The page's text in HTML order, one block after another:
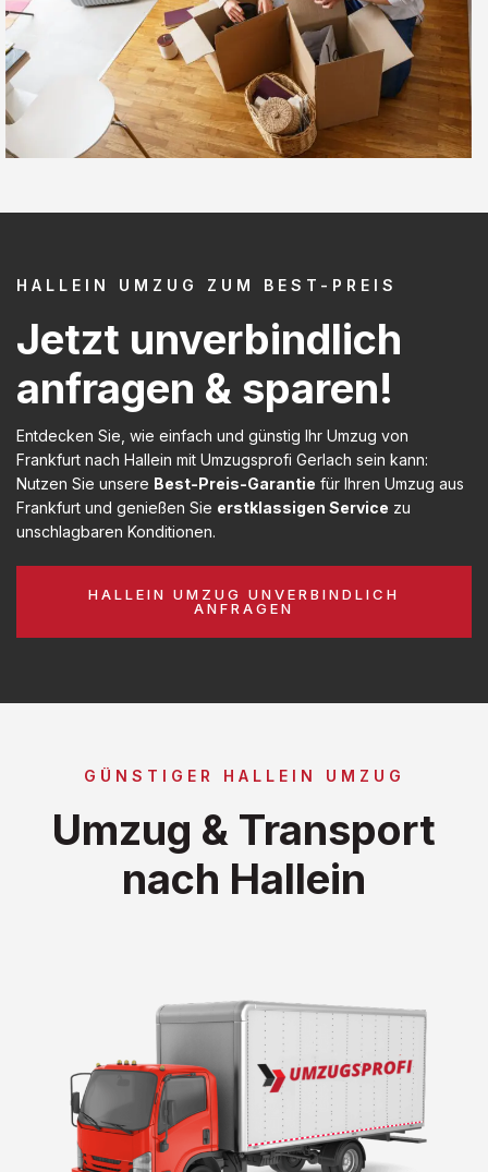
HALLEIN UMZUG ZUM BEST-PREIS
Jetzt unverbindlich
anfragen & sparen!
Entdecken Sie, wie einfach und günstig Ihr Umzug von
Frankfurt nach Hallein mit Umzugsprofi Gerlach sein kann:
Nutzen Sie unsere Best-Preis-Garantie für Ihren Umzug aus
Frankfurt und genießen Sie erstklassigen Service zu
unschlagbaren Konditionen.
HALLEIN UMZUG UNVERBINDLICH
ANFRAGEN
GÜNSTIGER HALLEIN UMZUG
Umzug & Transport
nach Hallein